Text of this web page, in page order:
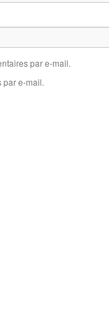
par e-mail.
par e-mail.